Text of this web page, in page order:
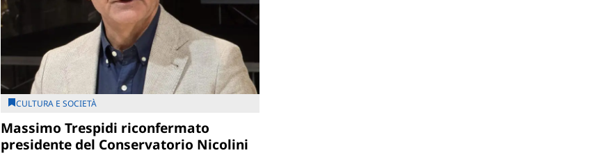
CULTURA E SOCIETÀ
Massimo Trespidi riconfermato
presidente del Conservatorio Nicolini